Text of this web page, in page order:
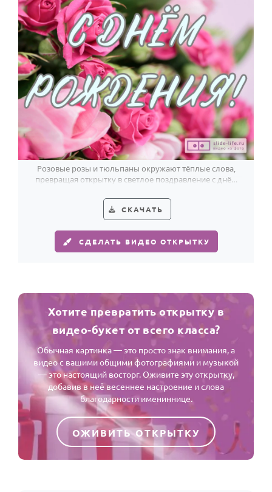
Розовые розы и тюльпаны окружают тёплые слова,
превращая открытку в светлое поздравление с днём
СКАЧАТЬ
СДЕЛАТЬ ВИДЕО ОТКРЫТКУ
Хотите превратить открытку в
видео-букет от всего класса?
Обычная картинка — это просто знак внимания, а
видео с вашими общими фотографиями и музыкой
— это настоящий восторг. Оживите эту открытку,
добавив в неё весеннее настроение и слова
благодарности имениннице.
ОЖИВИТЬ ОТКРЫТКУ